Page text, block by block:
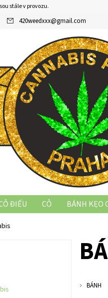
stále v provozu.
420weedxxx@gmail.com
ĐIẾU CỎ BÁNH KẸO
BÁNH